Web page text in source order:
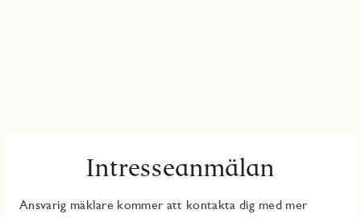
Intresseanmälan
Ansvarig mäklare kommer att kontakta dig med mer